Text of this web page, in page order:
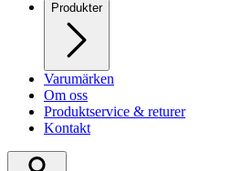
Produkter
Varumärken
Om oss
Produktservice & returer
Kontakt